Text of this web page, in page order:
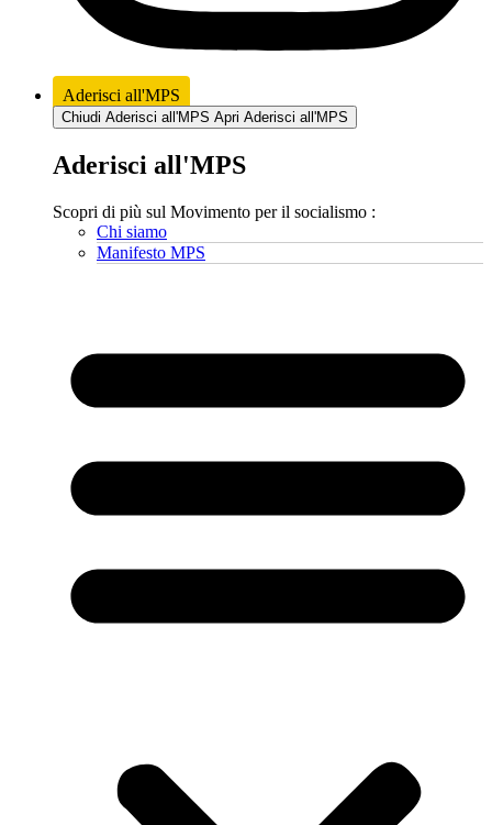
Aderisci all'MPS
Chiudi Aderisci all'MPS Apri Aderisci all'MPS
Aderisci all'MPS
Scopri di più sul Movimento per il socialismo :
Chi siamo
Manifesto MPS